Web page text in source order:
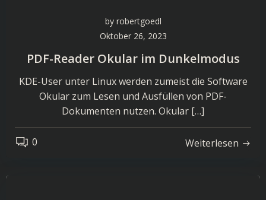
by robertgoedl
Oktober 26, 2023
PDF-Reader Okular im Dunkelmodus
KDE-User unter Linux werden zumeist die Software
Okular zum Lesen und Ausfüllen von PDF-
Dokumenten nutzen. Okular […]
0 Weiterlesen